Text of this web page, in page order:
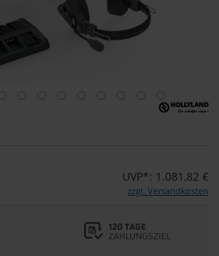
UVP*: 1.081,82 €
zzgl. Versandkosten